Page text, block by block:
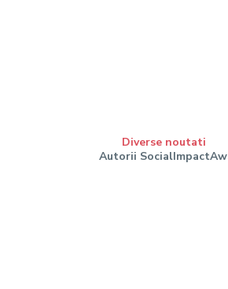
Diverse noutati
Autorii